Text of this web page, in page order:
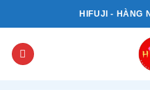
qua
dung
HIFUJI - HÀNG